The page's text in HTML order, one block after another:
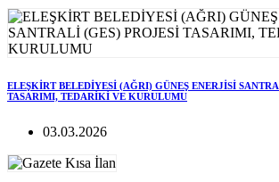
ELEŞKİRT BELEDİYESİ (AĞRI) GÜNEŞ ENERJİSİ
TASARIMI, TEDARİKİ VE KURULUMU
03.03.2026